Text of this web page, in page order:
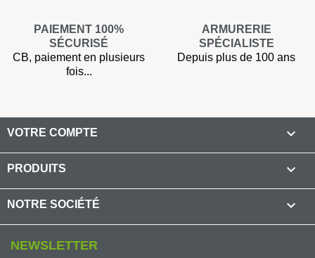
PAIEMENT 100%
SÉCURISÉ
CB, paiement en plusieurs
fois...
ARMURERIE
SPÉCIALISTE
Depuis plus de 100 ans
VOTRE COMPTE 
PRODUITS 
NOTRE SOCIÉTÉ 
NEWSLETTER